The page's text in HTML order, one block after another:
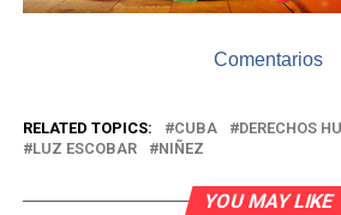
Comentarios
RELATED TOPICS: CUBA DERECHOS
LUZ ESCOBAR
NIÑEZ
YOU MAY LIKE